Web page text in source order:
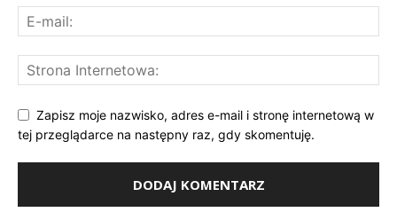
Zapisz moje nazwisko, adres e-mail i stronę internetową w
tej przeglądarce na następny raz, gdy skomentuję.